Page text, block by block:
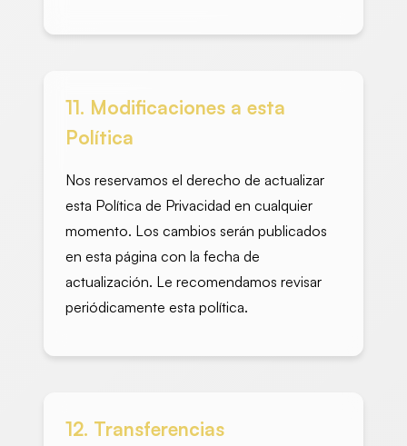
11. Modificaciones a esta
Política
Nos reservamos el derecho de actualizar
esta Política de Privacidad en cualquier
momento. Los cambios serán publicados
en esta página con la fecha de
actualización. Le recomendamos revisar
periódicamente esta política.
12. Transferencias